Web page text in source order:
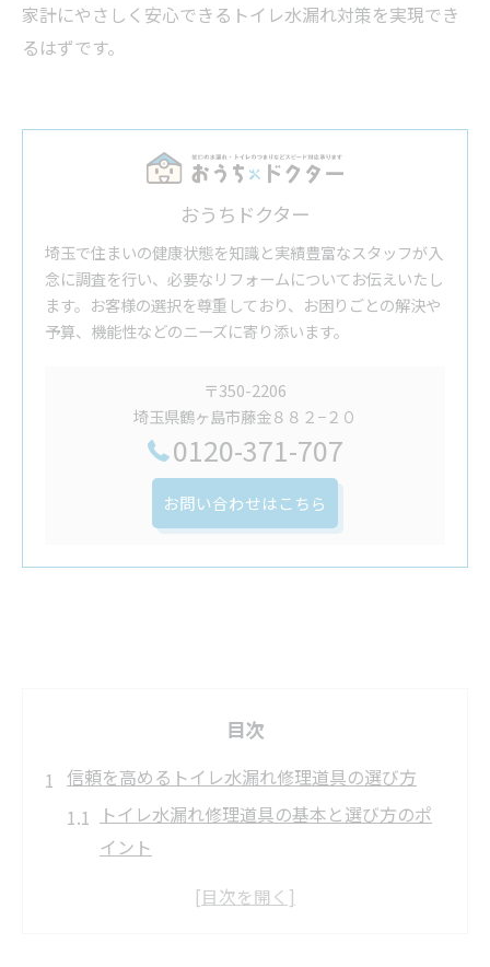
家計にやさしく安心できるトイレ水漏れ対策を実現でき
るはずです。
おうちドクター
埼玉で住まいの健康状態を知識と実績豊富なスタッフが入
念に調査を行い、必要なリフォームについてお伝えいたし
ます。お客様の選択を尊重しており、お困りごとの解決や
予算、機能性などのニーズに寄り添います。
〒350-2206
埼玉県鶴ヶ島市藤金８８２−２０
0120-371-707
お問い合わせはこちら
目次
信頼を高めるトイレ水漏れ修理道具の選び方
トイレ水漏れ修理道具の基本と選び方のポ
イント
水漏れトラブルに強い修理道具の特徴とは